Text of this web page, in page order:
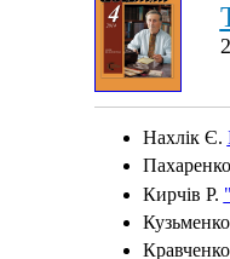
Нахлік Є.
Кирчів Р.